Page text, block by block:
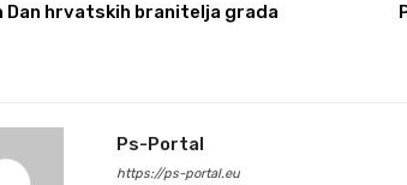
Dan hrvatskih branitelja grada
Ps-Portal
https://ps-portal.eu